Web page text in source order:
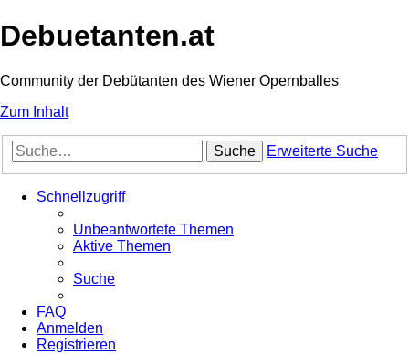
Debuetanten.at
Community der Debütanten des Wiener Opernballes
Zum Inhalt
Suche Erweiterte Suche
Schnellzugriff
Unbeantwortete Themen
Aktive Themen
Suche
FAQ
Anmelden
Registrieren